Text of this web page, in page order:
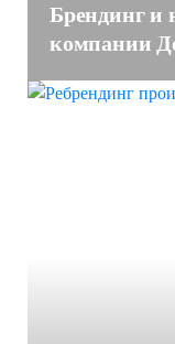
Брендинг и
компании